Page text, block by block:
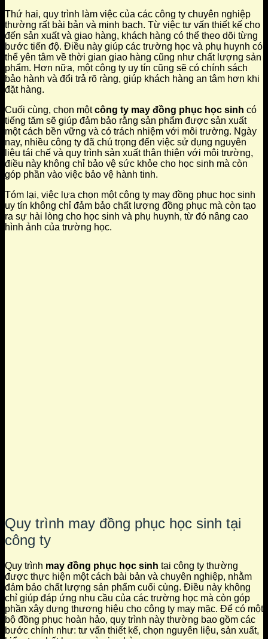
Thứ hai, quy trình làm việc của các công ty chuyên nghiệp
thường rất bài bản và minh bạch. Từ việc tư vấn thiết kế cho
đến sản xuất và giao hàng, khách hàng có thể theo dõi từng
bước tiến độ. Điều này giúp các trường học và phụ huynh có
thể yên tâm về thời gian giao hàng cũng như chất lượng sản
phẩm. Hơn nữa, một công ty uy tín cũng sẽ có chính sách
bảo hành và đổi trả rõ ràng, giúp khách hàng an tâm hơn khi
đặt hàng.
Cuối cùng, chọn mộtcông ty may đồng phục học sinh có
tiếng tăm sẽ giúp đảm bảo rằng sản phẩm được sản xuất
một cách bền vững và có trách nhiệm với môi trường. Ngày
nay, nhiều công ty đã chú trọng đến việc sử dụng nguyên
liệu tái chế và quy trình sản xuất thân thiện với môi trường,
điều này không chỉ bảo vệ sức khỏe cho học sinh mà còn
góp phần vào việc bảo vệ hành tinh.
Tóm lại, việc lựa chọn một công ty may đồng phục học sinh
uy tín không chỉ đảm bảo chất lượng đồng phục mà còn tạo
ra sự hài lòng cho học sinh và phụ huynh, từ đó nâng cao
hình ảnh của trường học.
Quy trình may đồng phục học sinh tại
công ty
Quy trình may đồng phục học sinh tại công ty thường
được thực hiện một cách bài bản và chuyên nghiệp, nhằm
đảm bảo chất lượng sản phẩm cuối cùng. Điều này không
chỉ giúp đáp ứng nhu cầu của các trường học mà còn góp
phần xây dựng thương hiệu cho công ty may mặc. Để có một
bộ đồng phục hoàn hảo, quy trình này thường bao gồm các
bước chính như: tư vấn thiết kế, chọn nguyên liệu, sản xuất,